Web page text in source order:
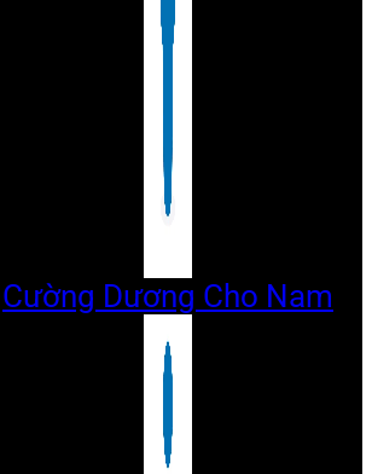
Cường Dương Cho Nam